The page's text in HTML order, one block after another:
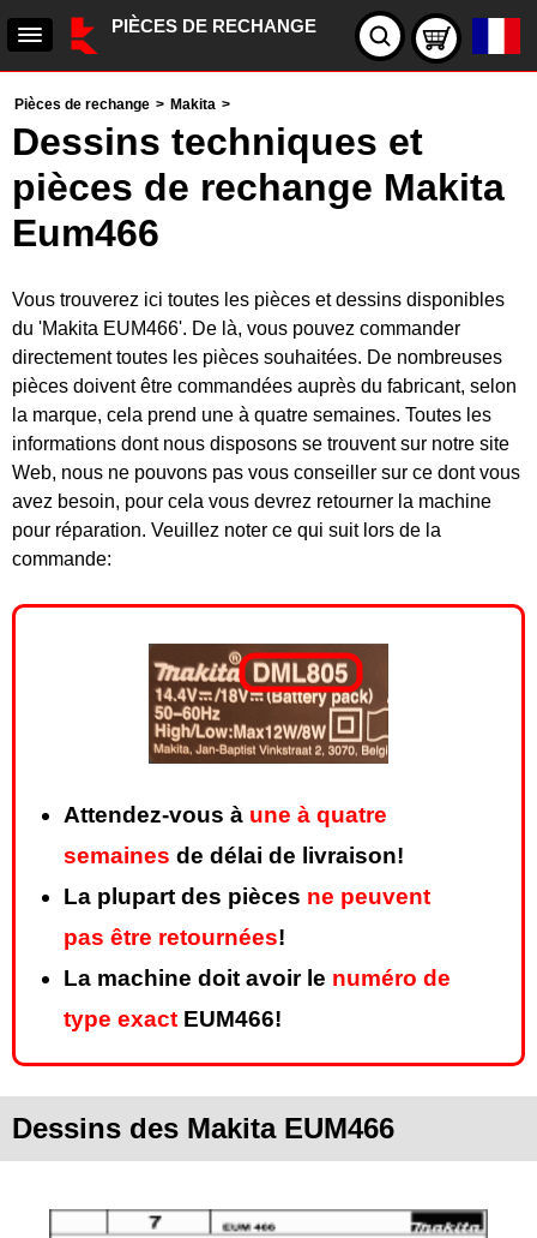
PIÈCES DE RECHANGE
Pièces de rechange > Makita >
Dessins techniques et
pièces de rechange Makita
Eum466
Vous trouverez ici toutes les pièces et dessins disponibles
du 'Makita EUM466'. De là, vous pouvez commander
directement toutes les pièces souhaitées. De nombreuses
pièces doivent être commandées auprès du fabricant, selon
la marque, cela prend une à quatre semaines. Toutes les
informations dont nous disposons se trouvent sur notre site
Web, nous ne pouvons pas vous conseiller sur ce dont vous
avez besoin, pour cela vous devrez retourner la machine
pour réparation. Veuillez noter ce qui suit lors de la
commande:
Attendez-vous à une à quatre
semaines de délai de livraison!
La plupart des pièces ne peuvent
pas être retournées!
La machine doit avoir le numéro de
type exact EUM466!
Dessins des Makita EUM466